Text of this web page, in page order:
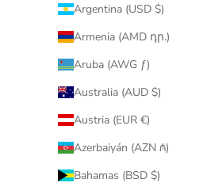
Argentina (USD $)
Armenia (AMD դր.)
Aruba (AWG ƒ)
Australia (AUD $)
Austria (EUR €)
Azerbaiyán (AZN ₼)
Bahamas (BSD $)